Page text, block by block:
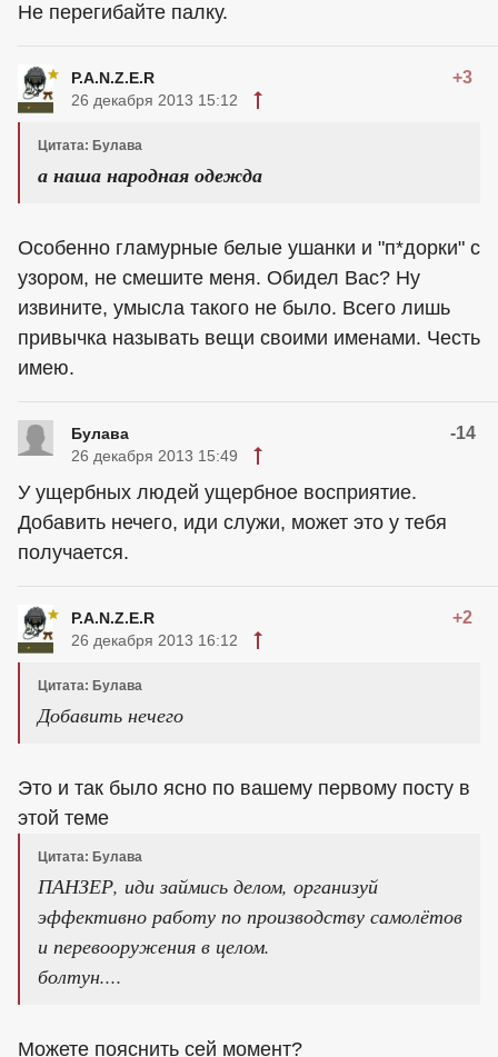
Не перегибайте палку.
P.A.N.Z.E.R +3
26 декабря 2013 15:12
Цитата: Булава
а наша народная одежда
Особенно гламурные белые ушанки и "п*дорки" с
узором, не смешите меня. Обидел Вас? Ну
извините, умысла такого не было. Всего лишь
привычка называть вещи своими именами. Честь
имею.
Булава -14
26 декабря 2013 15:49
У ущербных людей ущербное восприятие.
Добавить нечего, иди служи, может это у тебя
получается.
P.A.N.Z.E.R +2
26 декабря 2013 16:12
Цитата: Булава
Добавить нечего
Это и так было ясно по вашему первому посту в
этой теме
Цитата: Булава
ПАНЗЕР, иди займись делом, организуй
эффективно работу по производству самолётов
и перевооружения в целом.
болтун....
Можете пояснить сей момент?